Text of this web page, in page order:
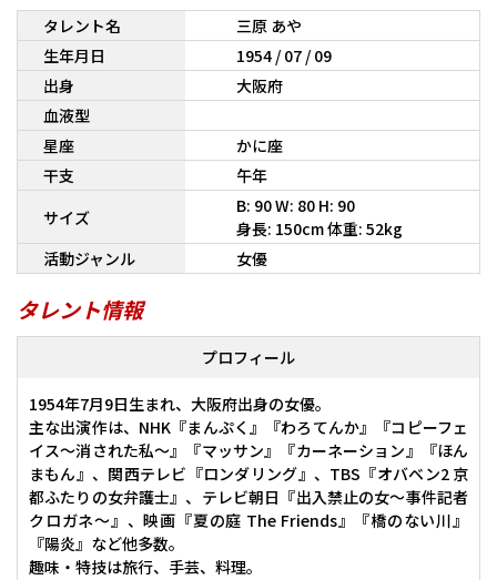
タレント名
三原 あや
生年月日
1954 / 07 / 09
出身
大阪府
血液型
星座
かに座
干支
午年
サイズ
B: 90 W: 80 H: 90
身長: 150cm 体重: 52kg
活動ジャンル
女優
タレント情報
プロフィール
1954年7月9日生まれ、大阪府出身の女優。
主な出演作は、NHK『まんぷく』『わろてんか』『コピーフェ
イス～消された私～』『マッサン』『カーネーション』『ほん
まもん』、関西テレビ『ロンダリング』、TBS『オバベン2 京
都ふたりの女弁護士』、テレビ朝日『出入禁止の女〜事件記者
クロガネ〜』、映画『夏の庭 The Friends』『橋のない川』
『陽炎』など他多数。
趣味・特技は旅行、手芸、料理。